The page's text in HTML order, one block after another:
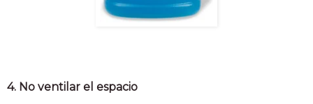
4. No ventilar el espacio